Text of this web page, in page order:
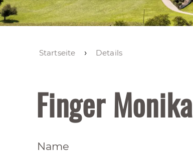
Startseite Details
Finger Monika
Name